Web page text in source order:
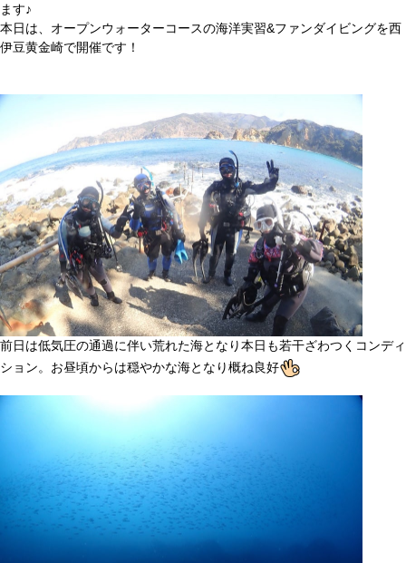
ます♪
本日は、オープンウォーターコースの海洋実習&ファンダイビングを西
伊豆黄金崎で開催です！
前日は低気圧の通過に伴い荒れた海となり本日も若干ざわつくコンディ
ション。お昼頃からは穏やかな海となり概ね良好